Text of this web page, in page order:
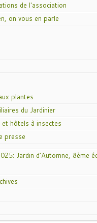
de l'association
on vous en parle
plantes
du Jardinier
et hôtels à insectes
presse
Jardin d’Automne, 8ème